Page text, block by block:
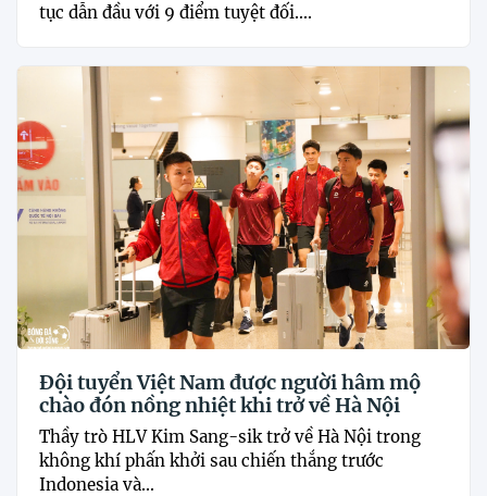
tục dẫn đầu với 9 điểm tuyệt đối....
Đội tuyển Việt Nam được người hâm mộ
chào đón nồng nhiệt khi trở về Hà Nội
Thầy trò HLV Kim Sang-sik trở về Hà Nội trong
không khí phấn khởi sau chiến thắng trước
Indonesia và...